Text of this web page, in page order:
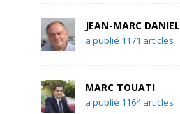
JEAN-MARC DANIEL
a publié 1171 articles
MARC TOUATI
a publié 1164 articles